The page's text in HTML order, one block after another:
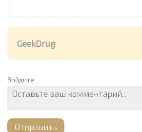
GeekDrug
Войдите:
Отправить